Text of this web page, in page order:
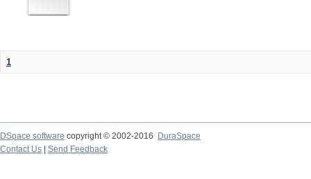
1
DSpace software copyright © 2002-2016
DuraSpace
Contact Us
Send Feedback